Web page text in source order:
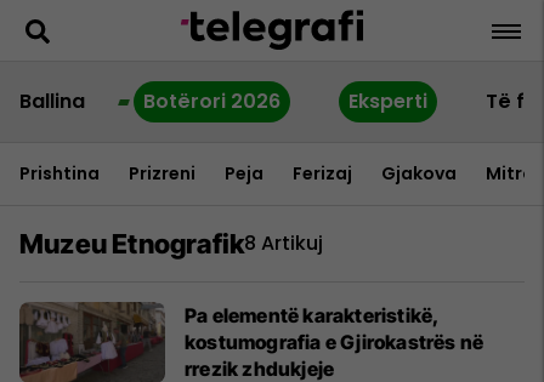
Ballina Botërori 2026 Eksperti Të
Prishtina Prizreni Peja Ferizaj Gjakova
Muzeu Etnografik8 Artikuj
Pa elementë karakteristikë,
kostumografia e Gjirokastrës në
rrezik zhdukjeje